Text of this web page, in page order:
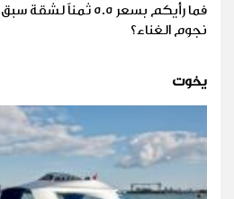
فما رأيكم بسعر 5.5
نجوم الغناء؟
يخوت